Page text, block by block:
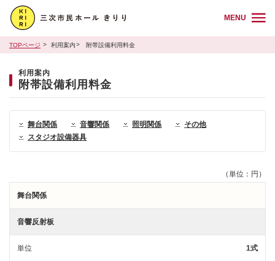
MENU
TOPページ 利用案内 附帯設備利用料金
利用案内
附帯設備利用料金
舞台関係 音響関係 照明関係
その他
スタジオ設備器具
（単位：円）
舞台関係
音響反射板
単位 1式